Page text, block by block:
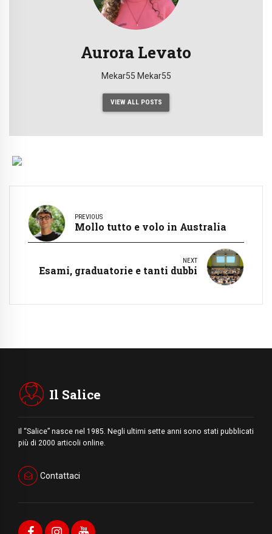
Aurora Levato
Mekar55 Mekar55
VIEW ALL POSTS
PREVIOUS
Mollo tutto e volo in Australia
NEXT
Esami, graduatorie e tanti dubbi
Il Salice
Il “Salice” nasce nel 1985. Negli ultimi sette anni sono stati pubblicati
più di 2000 articoli online.
Contattaci